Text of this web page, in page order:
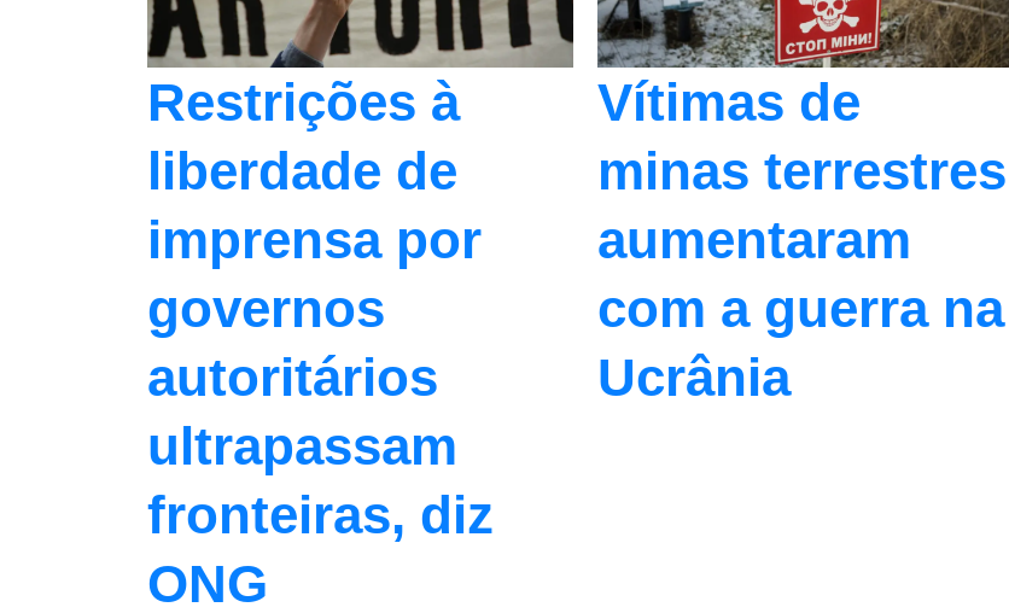
Restrições à
liberdade de
imprensa por
governos
autoritários
ultrapassam
fronteiras, diz
ONG
Vítimas de
minas terrestres
aumentaram
com a guerra na
Ucrânia